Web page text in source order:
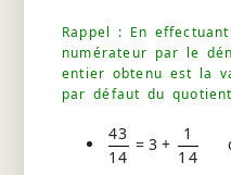
Rappel : En
numérateur par le
entier obtenu est la
par défaut du
43
14
= 3 +
1
14